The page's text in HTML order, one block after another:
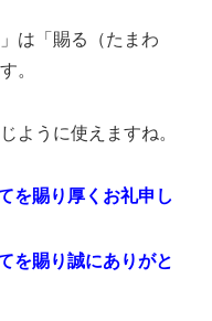
は「賜る（たまわ
。
ように使えますね。
を賜り厚くお礼申し
を賜り誠にありがと